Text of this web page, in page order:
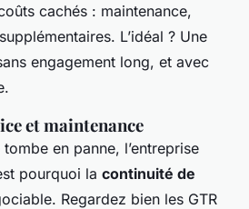
cachés : maintenance,
L’idéal ? Une
engagement long, et avec
et maintenance
en panne, l’entreprise
pourquoi la continuité de
Regardez bien les GTR